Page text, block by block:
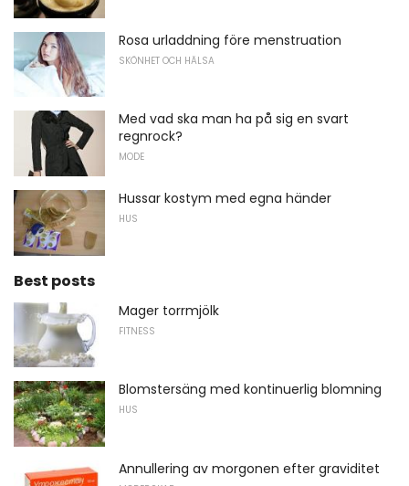
Rosa urladdning före menstruation
SKÖNHET OCH HÄLSA
Med vad ska man ha på sig en svart
regnrock?
MODE
Hussar kostym med egna händer
HUS
Best posts
Mager torrmjölk
FITNESS
Blomstersäng med kontinuerlig blomning
HUS
Annullering av morgonen efter graviditet